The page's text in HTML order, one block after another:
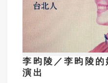
李昀陵／李昀陵
演出